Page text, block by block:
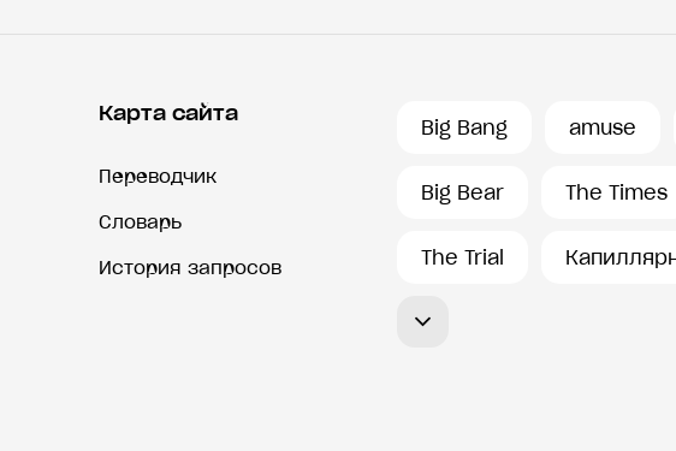
Карта сайта
Переводчик
Словарь
История запросов
Big Bang amuse
Big Bear The Times
The Trial